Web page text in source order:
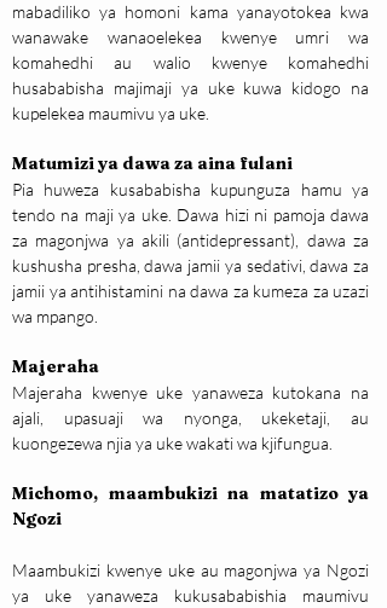
mabadiliko ya homoni kama yanayotokea kwa
wanawake wanaoelekea kwenye umri wa
komahedhi au walio kwenye komahedhi
husababisha majimaji ya uke kuwa kidogo na
kupelekea maumivu ya uke.
Matumizi ya dawa za aina fulani
Pia huweza kusababisha kupunguza hamu ya
tendo na maji ya uke. Dawa hizi ni pamoja dawa
za magonjwa ya akili (antidepressant), dawa za
kushusha presha, dawa jamii ya sedativi, dawa za
jamii ya antihistamini na dawa za kumeza za uzazi
wa mpango.
Majeraha
Majeraha kwenye uke yanaweza kutokana na
ajali, upasuaji wa nyonga, ukeketaji, au
kuongezewa njia ya uke wakati wa kjifungua.
Michomo, maambukizi na matatizo ya
Ngozi
Maambukizi kwenye uke au magonjwa ya Ngozi
ya uke yanaweza kukusababishia maumivu